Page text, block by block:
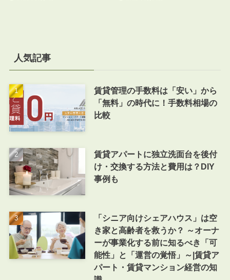
人気記事
賃貸管理の手数料は「安い」から
「無料」の時代に！手数料相場の
比較
賃貸アパートに独立洗面台を後付
け・交換する方法と費用は？DIY
事例も
「シニア向けシェアハウス」は空
き家と高齢者を救うか？ ～オーナ
ーが事業化する前に知るべき「可
能性」と「運営の覚悟」～|賃貸ア
パート・賃貸マンション経営の知